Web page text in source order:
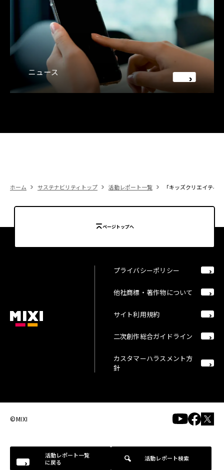
活動レポート一覧
に戻る
活動レポート検索
ニュース
ホーム サステナビリティトップ 活動レポート一覧 「キッズクリエイティ
ページトップへ
プライバシーポリシー
他社商標・著作物について
サイト利用規約
二次創作総合ガイドライン
カスタマーハラスメント方
針
©MIXI